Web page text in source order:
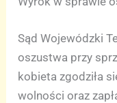
Sąd Wojewódzki
oszustwa przy
kobieta zgodziła
wolności oraz